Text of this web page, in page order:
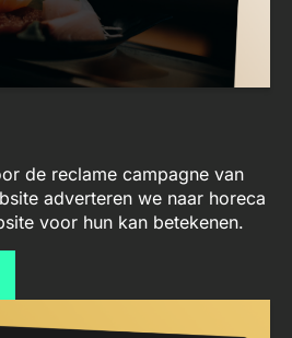
de reclame campagne van
adverteren we naar horeca
voor hun kan betekenen.